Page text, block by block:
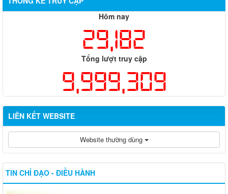
Hôm nay
29,182
Tổng lượt truy cập
9,999,309
LIÊN KẾT WEBSITE
Website thường dùng
TIN CHỈ ĐẠO - ĐIỀU HÀNH